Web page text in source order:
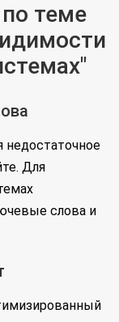
теме
недостаточное
Для
слова и